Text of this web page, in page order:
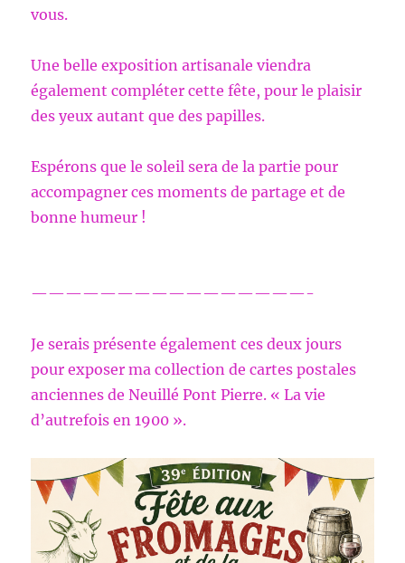
vous.
Une belle exposition artisanale viendra
également compléter cette fête, pour le plaisir
des yeux autant que des papilles.
Espérons que le soleil sera de la partie pour
accompagner ces moments de partage et de
bonne humeur !
————————————————-
Je serais présente également ces deux jours
pour exposer ma collection de cartes postales
anciennes de Neuillé Pont Pierre. « La vie
d’autrefois en 1900 ».